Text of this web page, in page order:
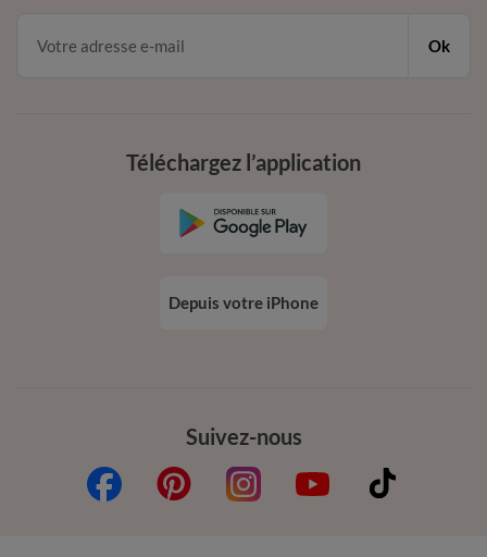
Ok
Suivez-nous
Téléchargez l’application
Depuis votre iPhone